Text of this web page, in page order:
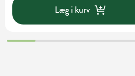
Læg i kurv